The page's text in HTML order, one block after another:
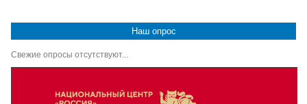
Наш опрос
Свежие опросы отсутствуют...